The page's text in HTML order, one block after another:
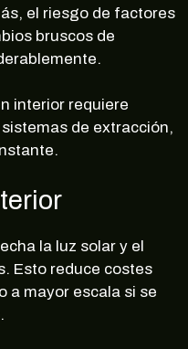
el riesgo de factores
bruscos de
interior requiere
de extracción,
la luz solar y el
Esto reduce costes
a mayor escala si se